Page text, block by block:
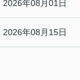
2026年08月01日
2026年08月15日